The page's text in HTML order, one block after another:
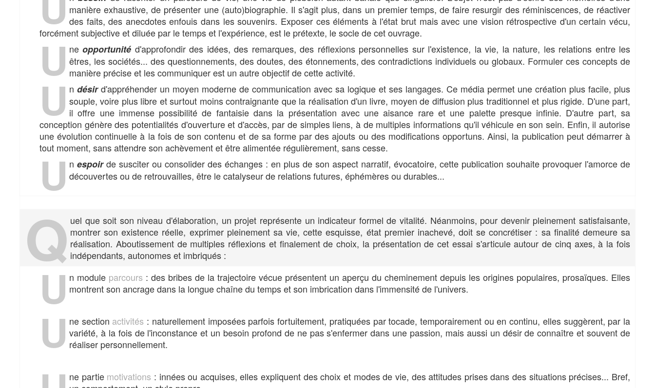
manière exhaustive, de présenter une (auto)biographie. Il s'agit plus, dans un premier temps, de faire resurgir des réminiscences, de réactiver
des faits, des anecdotes enfouis dans les souvenirs. Exposer ces éléments à l'état brut mais avec une vision rétrospective d'un certain vécu,
forcément subjective et diluée par le temps et l'expérience, est le prétexte, le socle de cet ouvrage.
U neopportunité d'approfondir des idées, des remarques, des réflexions personnelles sur l'existence, la vie, la nature, les relations entre les
êtres, les sociétés... des questionnements, des doutes, des étonnements, des contradictions individuels ou globaux. Formuler ces concepts de
manière précise et les communiquer est un autre objectif de cette activité.
U n désird'appréhender un moyen moderne de communication avec sa logique et ses langages. Ce média permet une création plus facile, plus
souple, voire plus libre et surtout moins contraignante que la réalisation d'un livre, moyen de diffusion plus traditionnel et plus rigide. D'une part,
il offre une immense possibilité de fantaisie dans la présentation avec une aisance rare et une palette presque infinie. D'autre part, sa
conception génère des potentialités d'ouverture et d'accès, par de simples liens, à de multiples informations qu'il véhicule en son sein. Enfin, il autorise
une évolution continuelle à la fois de son contenu et de sa forme par des ajouts ou des modifications opportuns. Ainsi, la publication peut démarrer à
tout moment, sans attendre son achèvement et être alimentée régulièrement, sans cesse.
U n espoirde susciter ou consolider des échanges : en plus de son aspect narratif, évocatoire, cette publication souhaite provoquer l'amorce de
découvertes ou de retrouvailles, être le catalyseur de relations futures, éphémères ou durables...
Q uel que soit son niveau d'élaboration, un projet représente un indicateur formel de vitalité. Néanmoins, pour devenir pleinement satisfaisante,
montrer son existence réelle, exprimer pleinement sa vie, cette esquisse, état premier inachevé, doit se concrétiser : sa finalité demeure sa
réalisation. Aboutissement de multiples réflexions et finalement de choix, la présentation de cet essai s'articule autour de cinq axes, à la fois
indépendants, autonomes et imbriqués :
U n module parcours : des bribes de la trajectoire vécue présentent un aperçu du cheminement depuis les origines populaires, prosaïques. Elles
montrent son ancrage dans la longue chaîne du temps et son imbrication dans l'immensité de l'univers.
U ne section activités : naturellement imposées parfois fortuitement, pratiquées par tocade, temporairement ou en continu, elles suggèrent, par la
variété, à la fois de l'inconstance et un besoin profond de ne pas s'enfermer dans une passion, mais aussi un désir de connaître et souvent de
réaliser personnellement.
ne partie motivations : innées ou acquises, elles expliquent des choix et modes de vie, des attitudes prises dans des situations précises... Bref,